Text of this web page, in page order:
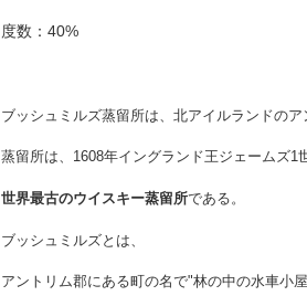
度数：40%
ブッシュミルズ蒸留所は、北アイルランドのア
蒸留所は、1608年イングランド王ジェームズ1
世界最古のウイスキー蒸留所である。
ブッシュミルズとは、
アントリム郡にある町の名で"林の中の水車小屋